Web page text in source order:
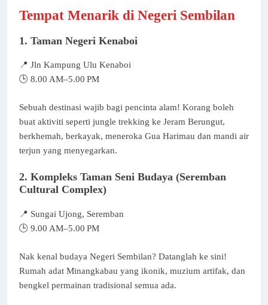
Tempat Menarik di Negeri Sembilan
1. Taman Negeri Kenaboi
📍 Jln Kampung Ulu Kenaboi
🕒 8.00 AM–5.00 PM
Sebuah destinasi wajib bagi pencinta alam! Korang boleh
buat aktiviti seperti jungle trekking ke Jeram Berungut,
berkhemah, berkayak, meneroka Gua Harimau dan mandi air
terjun yang menyegarkan.
2. Kompleks Taman Seni Budaya (Seremban
Cultural Complex)
📍 Sungai Ujong, Seremban
🕒 9.00 AM–5.00 PM
Nak kenal budaya Negeri Sembilan? Datanglah ke sini!
Rumah adat Minangkabau yang ikonik, muzium artifak, dan
bengkel permainan tradisional semua ada.